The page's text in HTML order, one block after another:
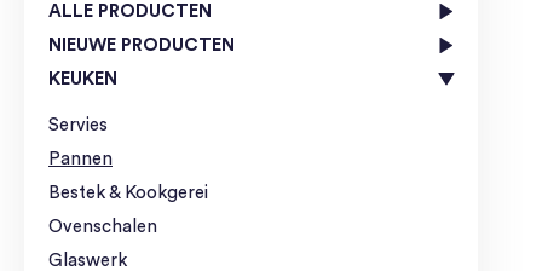
ALLE PRODUCTEN
NIEUWE PRODUCTEN
KEUKEN
Servies
Pannen
Bestek & Kookgerei
Ovenschalen
Glaswerk